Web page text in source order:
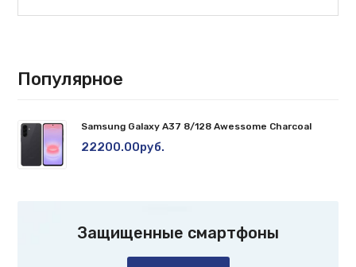
Популярное
Samsung Galaxy A37 8/128 Awessome Charcoal
22200.00руб.
Защищенные смартфоны